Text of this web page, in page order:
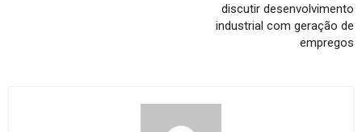
discutir desenvolvimento
industrial com geração de
empregos